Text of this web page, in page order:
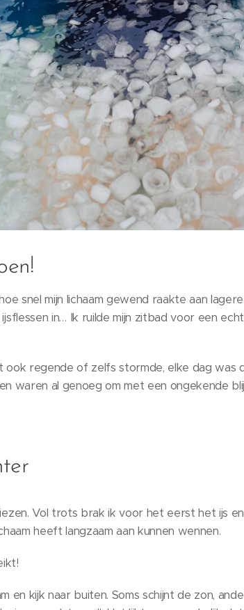
snel mijn lichaam gewend raakte aan
in… Ik ruilde mijn zitbad voor een
ook regende of zelfs stormde, elke dag was
waren al genoeg om met een ongekende
Vol trots brak ik voor het eerst het ijs
heeft langzaam aan kunnen wennen.
en kijk naar buiten. Soms schijnt de zon,